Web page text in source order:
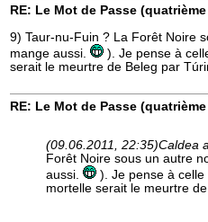
RE: Le Mot de Passe
9) Taur-nu-Fuin ? La Forêt Noire
mange aussi.
). Je pense à
serait le meurtre de Beleg par
RE: Le Mot de Passe
(09.06.2011, 22:35)Caldea
Forêt Noire sous un autre
aussi.
). Je pense à
mortelle serait le meurtre